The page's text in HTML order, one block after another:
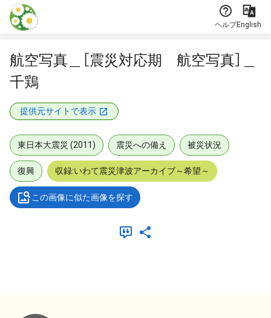
本文に飛ぶ
ヘルプEnglish
航空写真＿［震災対応期 航空写真］＿
千鶏
提供元サイトで表示
東日本大震災 (2011) 震災への備え 被災状況
復興 収録:いわて震災津波アーカイブ～希望～
この画像に似た画像を探す